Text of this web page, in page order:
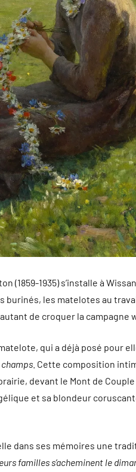
(1859-1935) s’installe à
burinés, les matelotes au
de croquer la campagne
qui a déjà posé pour
. Cette composition
devant le Mont de
et sa blondeur
dans ses mémoires une
familles s’acheminent le